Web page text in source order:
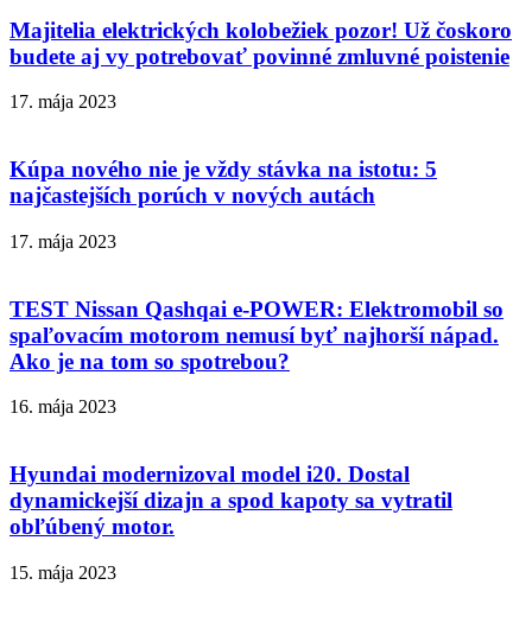
Majitelia elektrických kolobežiek pozor! Už čoskoro
budete aj vy potrebovať povinné zmluvné poistenie
17. mája 2023
Kúpa nového nie je vždy stávka na istotu: 5
najčastejších porúch v nových autách
17. mája 2023
TEST Nissan Qashqai e-POWER: Elektromobil so
spaľovacím motorom nemusí byť najhorší nápad.
Ako je na tom so spotrebou?
16. mája 2023
Hyundai modernizoval model i20. Dostal
dynamickejší dizajn a spod kapoty sa vytratil
obľúbený motor.
15. mája 2023